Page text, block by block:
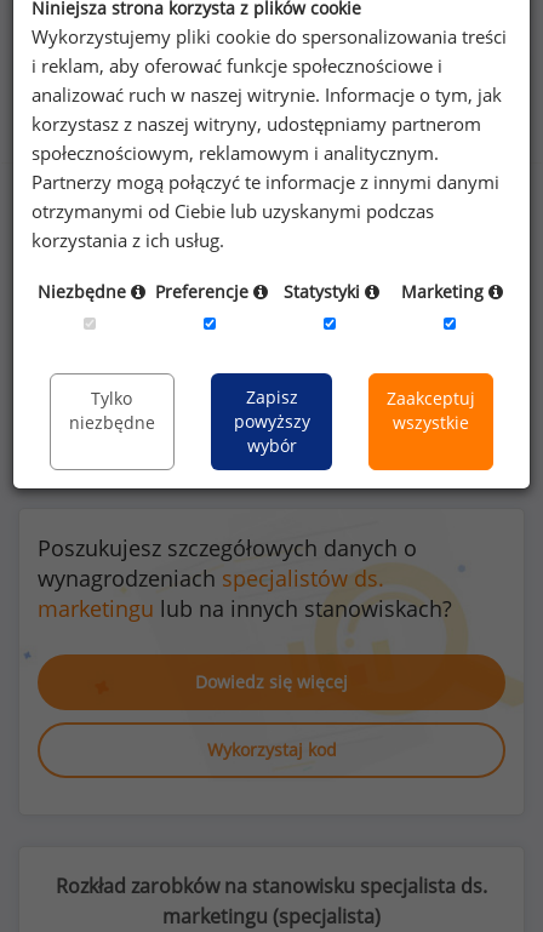
Benefity na stanowisku specjalista ds. marketingu
(specjalista)
34 %
prywatna opieka medyczna dla pracownika
Poszukujesz szczegółowych danych o
wynagrodzeniach specjalistów ds.
marketingu lub na innych stanowiskach?
Dowiedz się więcej
Wykorzystaj kod
Rozkład zarobków na stanowisku specjalista ds.
marketingu (specjalista)
Niniejsza strona korzysta z plików cookie
Wykorzystujemy pliki cookie do spersonalizowania treści
i reklam, aby oferować funkcje społecznościowe i
analizować ruch w naszej witrynie. Informacje o tym, jak
korzystasz z naszej witryny, udostępniamy partnerom
społecznościowym, reklamowym i analitycznym.
Partnerzy mogą połączyć te informacje z innymi danymi
otrzymanymi od Ciebie lub uzyskanymi podczas
korzystania z ich usług.
Niezbędne Preferencje Statystyki Marketing
Tylko
niezbędne
Zapisz
powyższy
wybór
Zaakceptuj
wszystkie